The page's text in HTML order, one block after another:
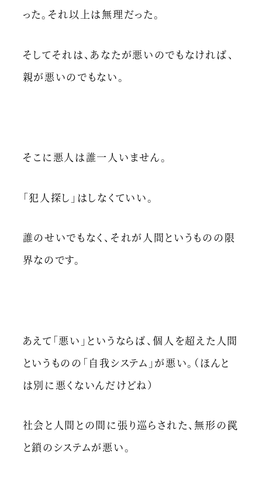
った。それ以上は無理だった。
そしてそれは、あなたが悪いのでもなければ、
親が悪いのでもない。
そこに悪人は誰一人いません。
「犯人探し」はしなくていい。
誰のせいでもなく、それが人間というものの限
界なのです。
あえて「悪い」というならば、個人を超えた人間
というものの「自我システム」が悪い。（ほんと
は別に悪くないんだけどね）
社会と人間との間に張り巡らされた、無形の罠
と鎖のシステムが悪い。